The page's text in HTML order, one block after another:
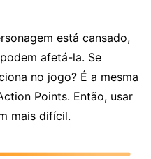
está cansado,
afetá-la. Se
no jogo? É a mesma
Points. Então, usar
mais difícil.